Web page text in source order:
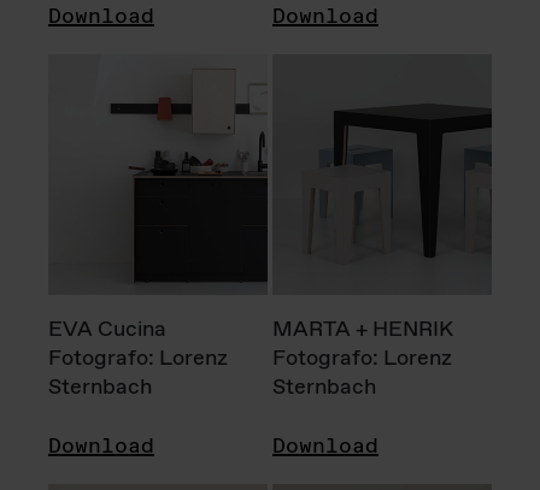
Download Download
EVA Cucina
Fotografo: Lorenz
Sternbach
Download
MARTA + HENRIK
Fotografo: Lorenz
Sternbach
Download